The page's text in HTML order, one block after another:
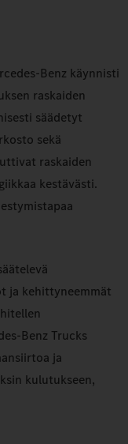
Benz käynnisti
raskaiden
säädetyt
sekä
raskaiden
kestävästi.
ja kehittyneemmät
Benz Trucks
ja
kulutukseen,